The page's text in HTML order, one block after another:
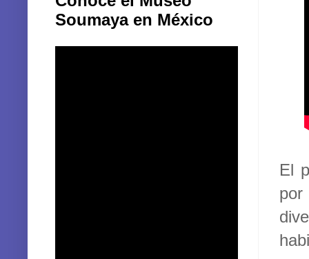
El
Soumaya en México